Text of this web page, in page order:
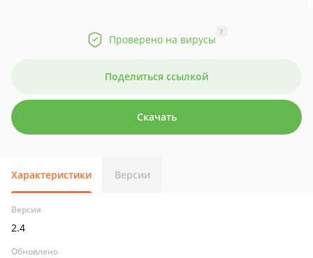
Проверено на вирусы
?
Поделиться ссылкой
Скачать
Характеристики Версии
Версия
2.4
Обновлено